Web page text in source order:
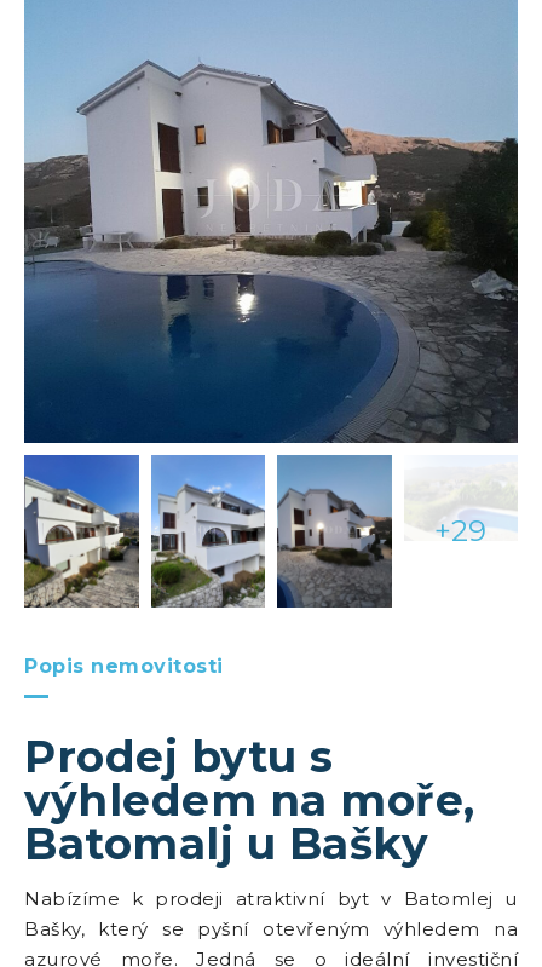
+29
Popis nemovitosti
Prodej bytu s
výhledem na moře,
Batomalj u Bašky
Nabízíme k prodeji atraktivní byt v Batomlej u
Bašky, který se pyšní otevřeným výhledem na
azurové moře. Jedná se o ideální investiční